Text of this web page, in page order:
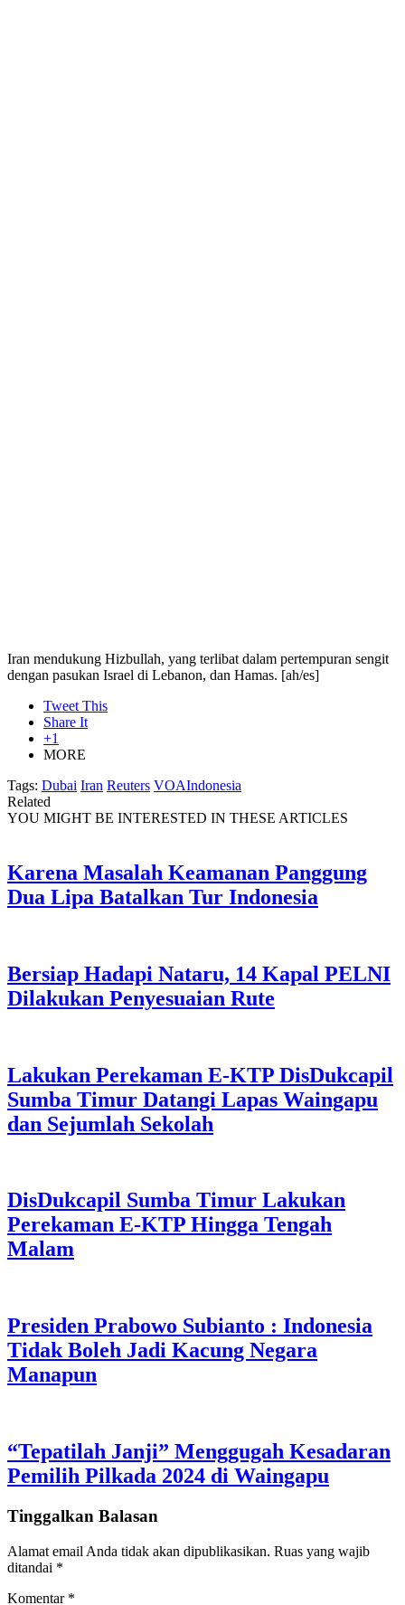
Iran mendukung Hizbullah, yang terlibat dalam pertempuran sengit
dengan pasukan Israel di Lebanon, dan Hamas. [ah/es]
Tweet This
Share It
+1
MORE
Tags: Dubai Iran Reuters VOAIndonesia
Related
YOU MIGHT BE INTERESTED IN THESE ARTICLES
Karena Masalah Keamanan Panggung
Dua Lipa Batalkan Tur Indonesia
Bersiap Hadapi Nataru, 14 Kapal PELNI
Dilakukan Penyesuaian Rute
Lakukan Perekaman E-KTP DisDukcapil
Sumba Timur Datangi Lapas Waingapu
dan Sejumlah Sekolah
DisDukcapil Sumba Timur Lakukan
Perekaman E-KTP Hingga Tengah
Malam
Presiden Prabowo Subianto : Indonesia
Tidak Boleh Jadi Kacung Negara
Manapun
“Tepatilah Janji” Menggugah Kesadaran
Pemilih Pilkada 2024 di Waingapu
Tinggalkan Balasan
Alamat email Anda tidak akan dipublikasikan. Ruas yang wajib
ditandai *
Komentar *